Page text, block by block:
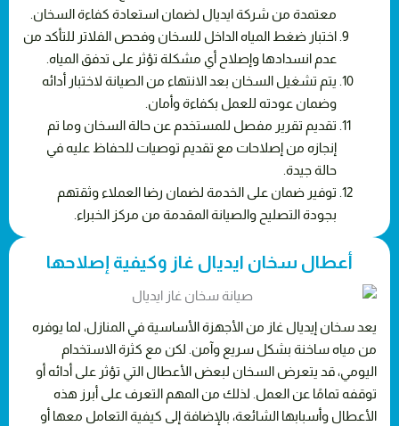
معتمدة من شركة ايديال لضمان استعادة كفاءة السخان.
اختبار ضغط المياه الداخل للسخان وفحص الفلاتر للتأكد من
عدم انسدادها وإصلاح أي مشكلة تؤثر على تدفق المياه.
يتم تشغيل السخان بعد الانتهاء من الصيانة لاختبار أدائه
وضمان عودته للعمل بكفاءة وأمان.
تقديم تقرير مفصل للمستخدم عن حالة السخان وما تم
إنجازه من إصلاحات مع تقديم توصيات للحفاظ عليه في
حالة جيدة.
توفير ضمان على الخدمة لضمان رضا العملاء وثقتهم
بجودة التصليح والصيانة المقدمة من مركز الخبراء.
أعطال سخان ايديال غاز وكيفية إصلاحها
يعد سخان إيديال غاز من الأجهزة الأساسية في المنازل، لما يوفره
من مياه ساخنة بشكل سريع وآمن. لكن مع كثرة الاستخدام
اليومي، قد يتعرض السخان لبعض الأعطال التي تؤثر على أدائه أو
توقفه تمامًا عن العمل. لذلك من المهم التعرف على أبرز هذه
الأعطال وأسبابها الشائعة، بالإضافة إلى كيفية التعامل معها أو